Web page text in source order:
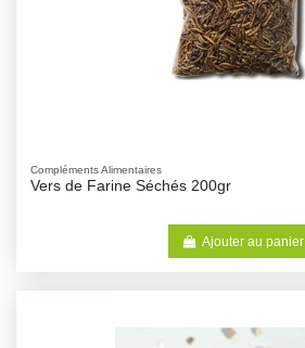
Compléments Alimentaires
Vers de Farine Séchés 200gr
Ajouter au panier